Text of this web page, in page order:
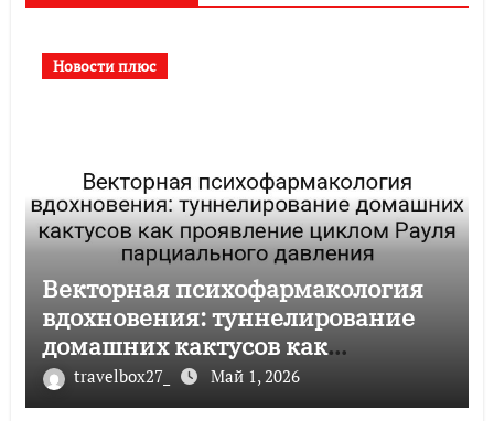
Новости плюс
Векторная психофармакология
вдохновения: туннелирование
домашних кактусов как
проявление циклом Рауля
парциального давления
travelbox27_ Май 1, 2026